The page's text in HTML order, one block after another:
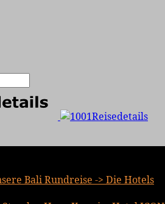
Bali Rundreise -> Die Hotels